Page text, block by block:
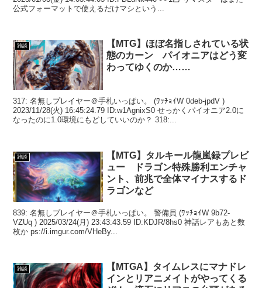
公式フォーマットで使えるだけマシという...
雑談
【MTG】ほぼ名指しされている状
態のカーン パイオニアはどう変
わってゆくのか……
317: 名無しプレイヤー＠手札いっぱい。 (ﾜｯﾁｮｲW 0deb-jpdV )
2023/11/28(火) 16:45:24.79 ID:w1AgnixS0 せっかくパイオニア2.0に
なったのに1.0環境にもどしていいのか？ 318:...
雑談
【MTG】タルキール龍嵐録プレビ
ュー ドラゴン特殊勝利エンチャ
ント、前兆で全体マイナスするド
ラゴンなど
839: 名無しプレイヤー＠手札いっぱい。 警備員 (ﾜｯﾁｮｲW 9b72-
VZUq ) 2025/03/24(月) 23:43:43.59 ID:KDJR/8hs0 神話レアもあと数
枚か ps://i.imgur.com/VHeBy...
雑談
【MTGA】タイムレスにマナドレ
インとリアニメイトがやってくる